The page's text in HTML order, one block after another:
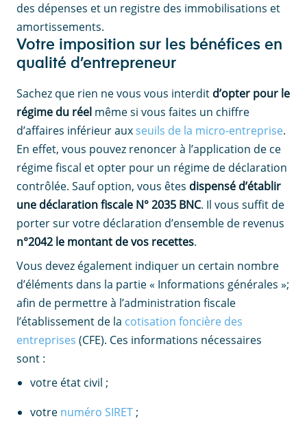
des dépenses et un registre des immobilisations et
amortissements.
Votre imposition sur les bénéfices en
qualité d’entrepreneur
Sachez que rien ne vous vous interdit d’opter pour le
régime du réel même si vous faites un chiffre
d’affaires inférieur auxseuils de la micro-entreprise.
En effet, vous pouvez renoncer à l’application de ce
régime fiscal et opter pour un régime de déclaration
contrôlée. Sauf option, vous êtes dispensé d’établir
une déclaration fiscale N° 2035 BNC. Il vous suffit de
porter sur votre déclaration d’ensemble de revenus
n°2042 le montant de vos recettes.
Vous devez également indiquer un certain nombre
d’éléments dans la partie « Informations générales »;
afin de permettre à l’administration fiscale
l’établissement de la cotisation foncière des
entreprises (CFE). Ces informations nécessaires
sont :
votre état civil ;
votre numéro SIRET ;